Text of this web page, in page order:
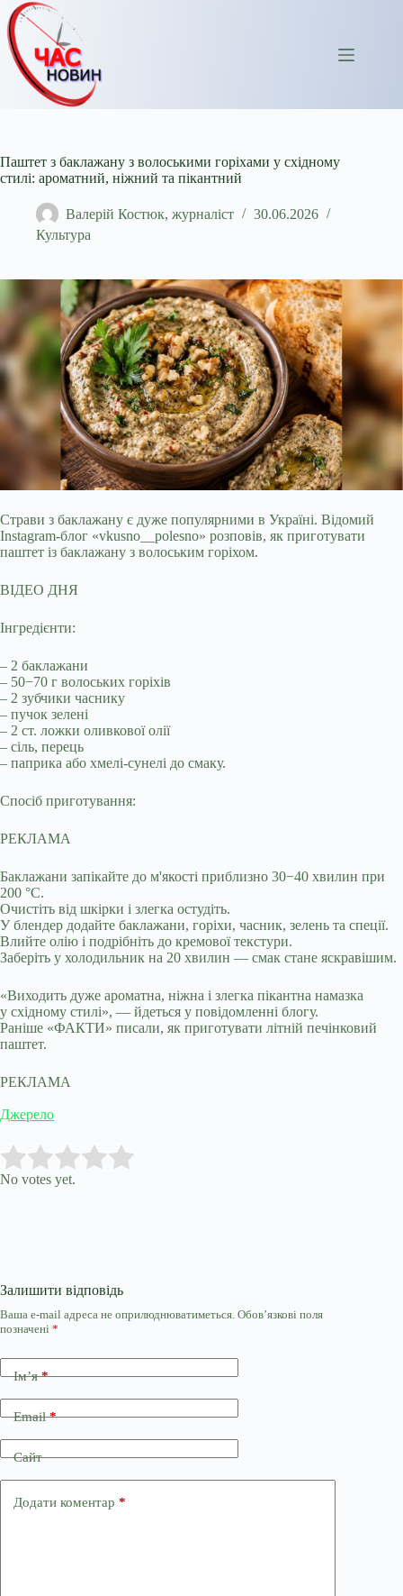
Перейти
до
вмісту
Паштет з баклажану з волоськими горіхами у східному
стилі: ароматний, ніжний та пікантний
Валерій Костюк, журналіст
30.06.2026
Культура
Страви з баклажану є дуже популярними в Україні. Відомий
Instagram-блог «vkusno__polesno» розповів, як приготувати
паштет із баклажану з волоським горіхом.
ВІДЕО ДНЯ
Інгредієнти:
– 2 баклажани
– 50−70 г волоських горіхів
– 2 зубчики часнику
– пучок зелені
– 2 ст. ложки оливкової олії
– сіль, перець
– паприка або хмелі-сунелі до смаку.
Спосіб приготування:
РЕКЛАМА
Баклажани запікайте до м'якості приблизно 30−40 хвилин при
200 °C.
Очистіть від шкірки і злегка остудіть.
У блендер додайте баклажани, горіхи, часник, зелень та спеції.
Влийте олію і подрібніть до кремової текстури.
Заберіть у холодильник на 20 хвилин — смак стане яскравішим.
«Виходить дуже ароматна, ніжна і злегка пікантна намазка
у східному стилі», — йдеться у повідомленні блогу.
Раніше «ФАКТИ» писали, як приготувати літній печінковий
паштет.
РЕКЛАМА
Джерело
Rate this item:
No votes yet.
Залишити відповідь
Ваша e-mail адреса не оприлюднюватиметься. Обов’язкові поля
позначені *
Ім’я*
Email*
Сайт
Додати коментар *